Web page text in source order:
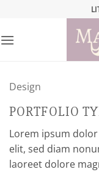
περιεχόμενο
Design
PORTFOLIO
Lorem ipsum
elit, sed diam
laoreet dolore